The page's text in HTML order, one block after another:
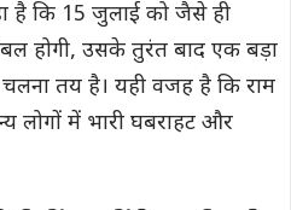
है कि 15 जुलाई को जैसे ही
होगी, उसके तुरंत बाद एक बड़ा
तय है। यही वजह है कि राम
लोगों में भारी घबराहट और